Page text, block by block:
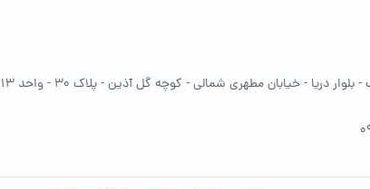
دریا - خیابان مطهری شمالی - کوچه گل آذین - پلاک 30 - واحد 13